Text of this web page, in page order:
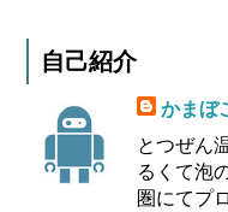
自己紹介
かまぼ
とつぜん
るくて泡
圏にてプ